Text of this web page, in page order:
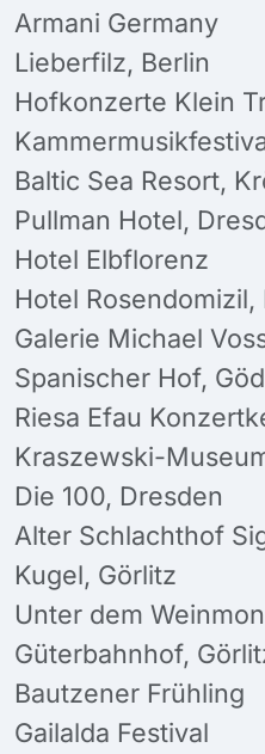
Armani Germany
Lieberfilz, Berlin
Hofkonzerte Klein
Baltic Sea Resort,
Pullman Hotel,
Hotel Elbflorenz
Hotel
Galerie Michael
Spanischer Hof,
Riesa Efau
Kraszewski-
Die 100, Dresden
Alter Schlachthof
Kugel, Görlitz
Unter dem
Güterbahnhof,
Bautzener Frühling
Gailalda Festival